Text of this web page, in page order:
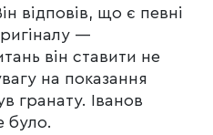
відповів, що є певні
—
він ставити не
на показання
гранату. Іванов
було.